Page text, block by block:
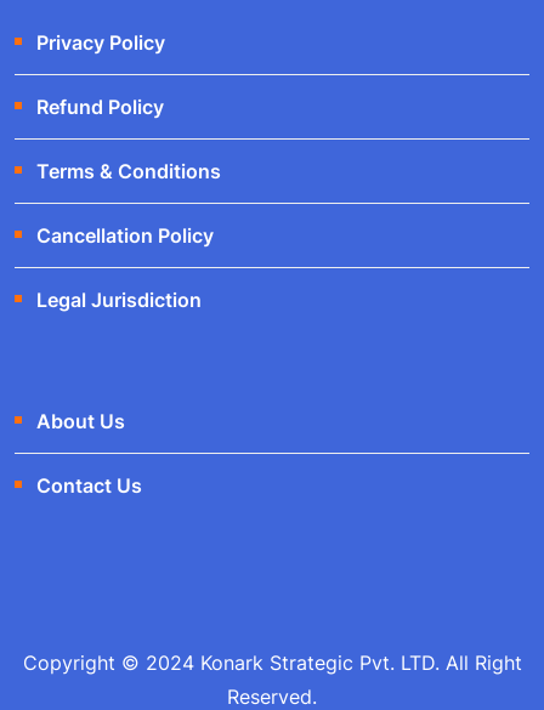
Privacy Policy
Refund Policy
Terms & Conditions
Cancellation Policy
Legal Jurisdiction
About Us
Contact Us
Copyright © 2024 Konark Strategic Pvt. LTD. All Right
Reserved.